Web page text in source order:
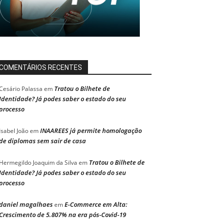
RECENTES
Palassa em Tratou o Bilhete de
Já podes saber o estado do seu
JoãoemINAAREES já permite homologação
diplomas sem sair de casa
Joaquim da Silva em Tratou o Bilhete de
Já podes saber o estado do seu
magalhaesemE-Commerce em Alta:
de 5.807% na era pós-Covid-19